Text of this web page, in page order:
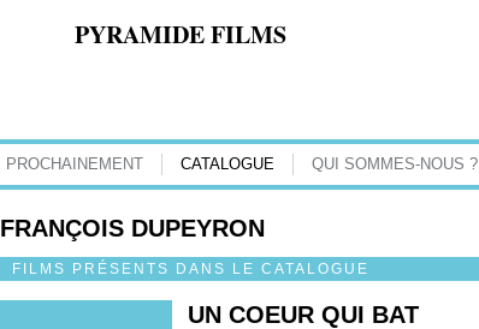
PYRAMIDE FILMS
PROCHAINEMENT CATALOGUE QUI SOMMES-NOUS ?
FRANÇOIS DUPEYRON
FILMS PRÉSENTS DANS LE CATALOGUE
UN COEUR QUI BAT